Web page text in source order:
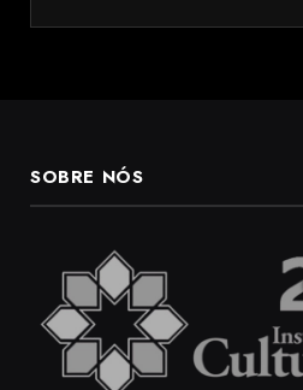
SOBRE NÓS